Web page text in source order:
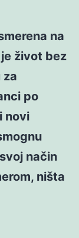
na
život bez
za
po
novi
način
ništa